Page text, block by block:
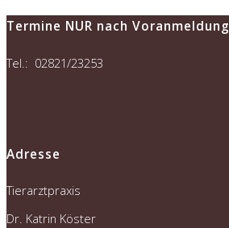
Termine NUR nach Voranmeldung
Tel.: 02821/23253
Adresse
Tierarztpraxis
Dr. Katrin Köster